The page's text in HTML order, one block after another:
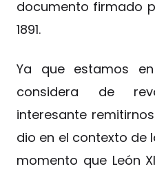
documento firmado
1891.
Ya que estamos
considera de
interesante
dio en el contexto de
momento que León